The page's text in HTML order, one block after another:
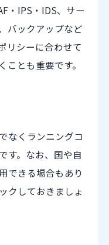
・IPS・IDS、サー
バックアップなど
リシーに合わせて
とも重要です。
なくランニングコ
す。なお、国や自
できる場合もあり
クしておきましょ